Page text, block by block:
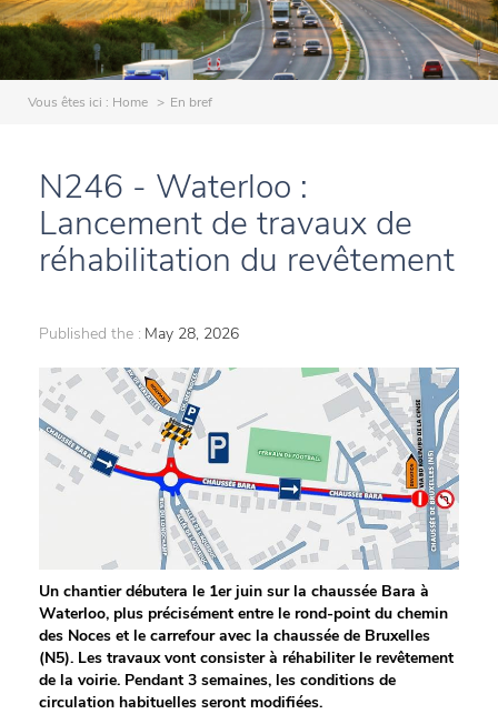
Vous êtes ici : Home En bref
N246 - Waterloo :
Lancement de travaux de
réhabilitation du revêtement
Published the : May 28, 2026
Un chantier débutera le 1er juin sur la chaussée Bara à
Waterloo, plus précisément entre le rond-point du chemin
des Noces et le carrefour avec la chaussée de Bruxelles
(N5). Les travaux vont consister à réhabiliter le revêtement
de la voirie. Pendant 3 semaines, les conditions de
circulation habituelles seront modifiées.